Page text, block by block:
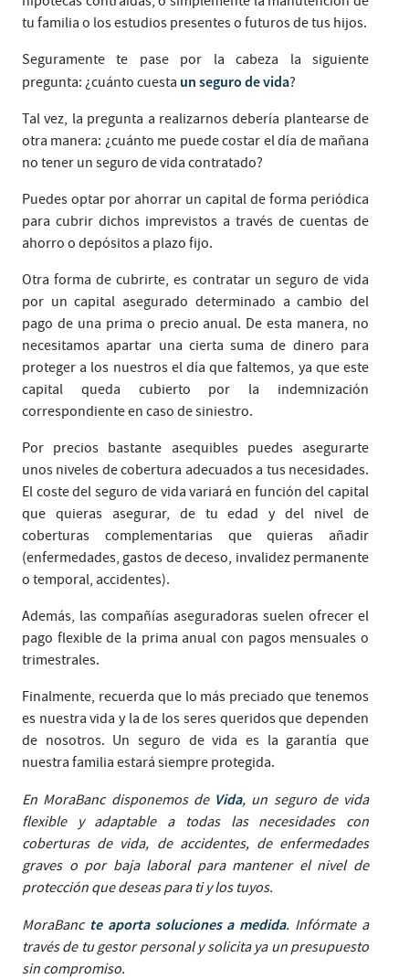
tu familia o los estudios presentes o futuros de tus hijos.
Seguramente te pase por la cabeza la siguiente
pregunta: ¿cuánto cuesta un seguro de vida?
Tal vez, la pregunta a realizarnos debería plantearse de
otra manera: ¿cuánto me puede costar el día de mañana
no tener un seguro de vida contratado?
Puedes optar por ahorrar un capital de forma periódica
para cubrir dichos imprevistos a través de cuentas de
ahorro o depósitos a plazo fijo.
Otra forma de cubrirte, es contratar un seguro de vida
por un capital asegurado determinado a cambio del
pago de una prima o precio anual. De esta manera, no
necesitamos apartar una cierta suma de dinero para
proteger a los nuestros el día que faltemos, ya que este
capital queda cubierto por la indemnización
correspondiente en caso de siniestro.
Por precios bastante asequibles puedes asegurarte
unos niveles de cobertura adecuados a tus necesidades.
El coste del seguro de vida variará en función del capital
que quieras asegurar, de tu edad y del nivel de
coberturas complementarias que quieras añadir
(enfermedades, gastos de deceso, invalidez permanente
o temporal, accidentes).
Además, las compañías aseguradoras suelen ofrecer el
pago flexible de la prima anual con pagos mensuales o
trimestrales.
Finalmente, recuerda que lo más preciado que tenemos
es nuestra vida y la de los seres queridos que dependen
de nosotros. Un seguro de vida es la garantía que
nuestra familia estará siempre protegida.
En MoraBanc disponemos de Vida, un seguro de vida
flexible y adaptable a todas las necesidades con
coberturas de vida, de accidentes, de enfermedades
graves o por baja laboral para mantener el nivel de
protección que deseas para ti y los tuyos.
MoraBanc te aporta soluciones a medida. Infórmate a
través de tu gestor personal y solicita ya un presupuesto
sin compromiso.